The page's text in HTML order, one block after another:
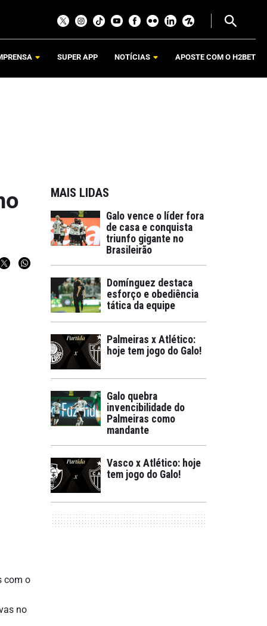
SUPER APP NOTÍCIAS APOSTE COM O H2BET
com o
no
MAIS LIDAS
Galo vence o líder fora
de casa e conquista
triunfo gigante no
Brasileirão
Domínguez destaca
esforço e obediência
tática da equipe
Palmeiras x Atlético:
hoje tem jogo do Galo!
Galo quebra
invencibilidade do
Palmeiras como
mandante
Vasco x Atlético: hoje
tem jogo do Galo!